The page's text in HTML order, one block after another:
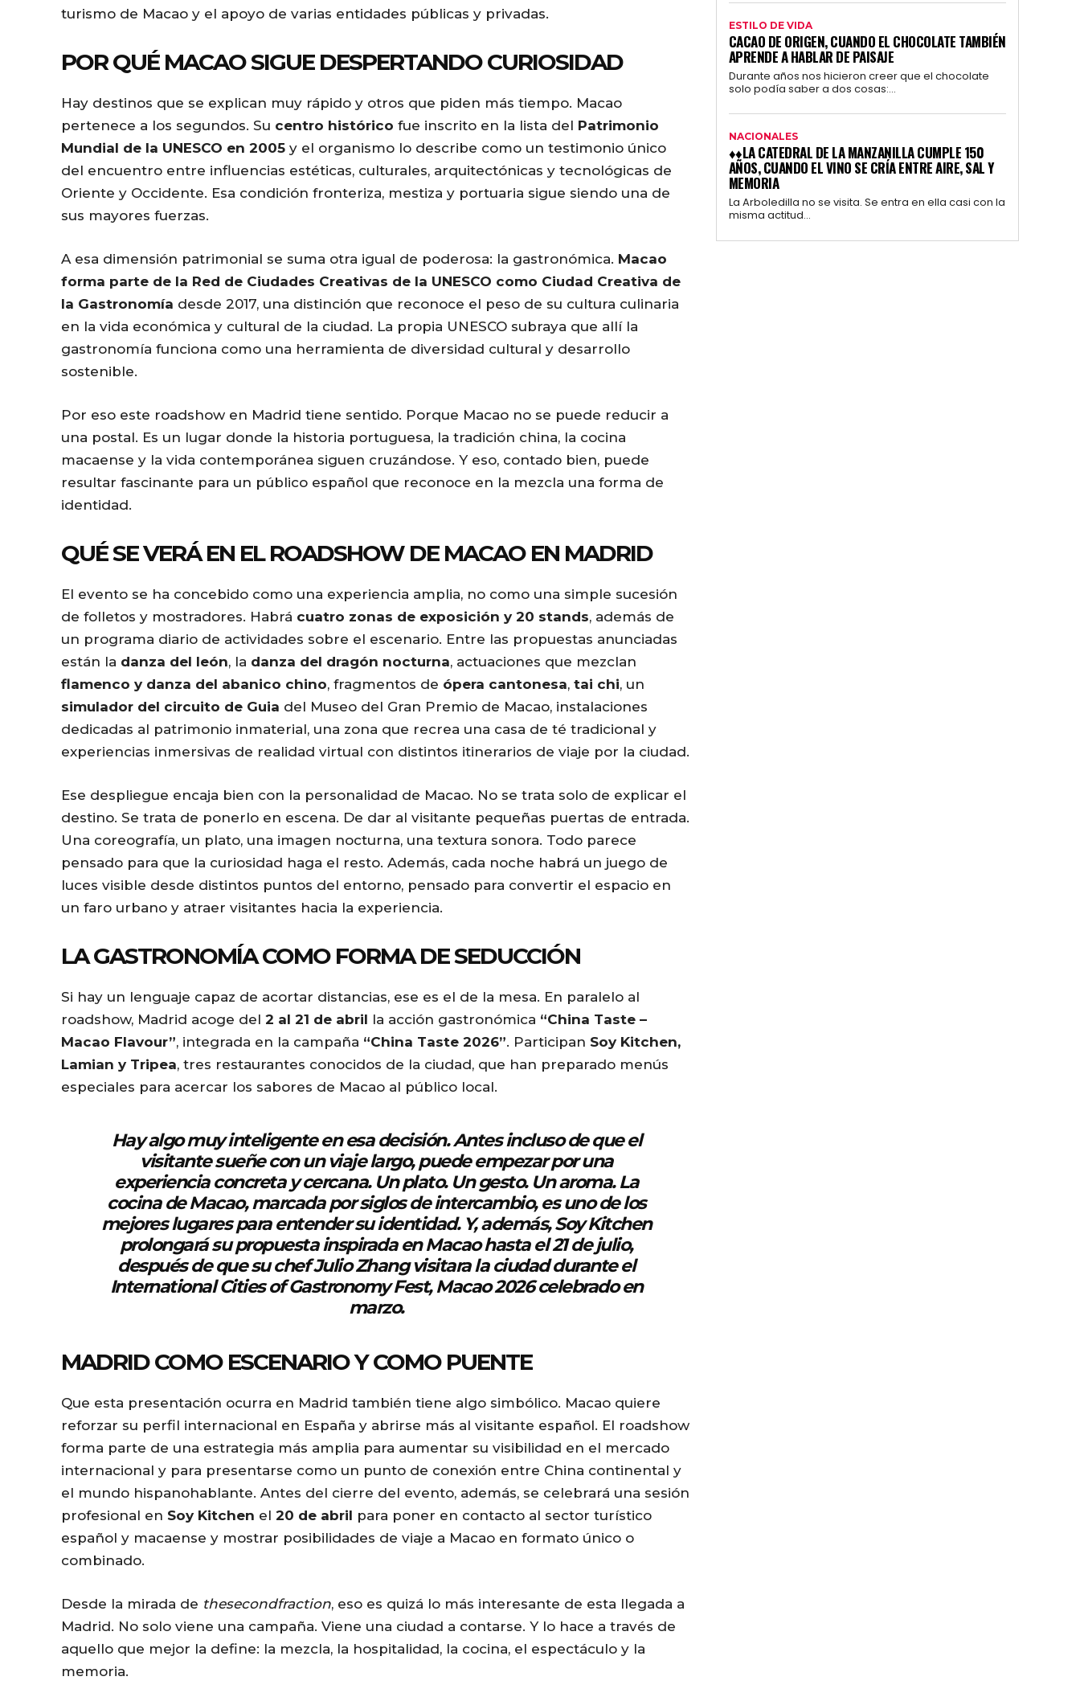
a
s
e
r
e
e
o
l
u
e
.
turismo de Macao y el apoyo de varias entidades públicas y privadas.
POR QUÉ MACAO SIGUE DESPERTANDO CURIOSIDAD
Hay destinos que se explican muy rápido y otros que piden más tiempo. Macao
pertenece a los segundos. Su centro histórico fue inscrito en la lista del Patrimonio
Mundial de la UNESCO en 2005 y el organismo lo describe como un testimonio único
del encuentro entre influencias estéticas, culturales, arquitectónicas y tecnológicas de
Oriente y Occidente. Esa condición fronteriza, mestiza y portuaria sigue siendo una de
sus mayores fuerzas.
A esa dimensión patrimonial se suma otra igual de poderosa: la gastronómica. Macao
forma parte de la Red de Ciudades Creativas de la UNESCO como Ciudad Creativa de
la Gastronomía desde 2017, una distinción que reconoce el peso de su cultura culinaria
en la vida económica y cultural de la ciudad. La propia UNESCO subraya que allí la
gastronomía funciona como una herramienta de diversidad cultural y desarrollo
sostenible.
Por eso este roadshow en Madrid tiene sentido. Porque Macao no se puede reducir a
una postal. Es un lugar donde la historia portuguesa, la tradición china, la cocina
macaense y la vida contemporánea siguen cruzándose. Y eso, contado bien, puede
resultar fascinante para un público español que reconoce en la mezcla una forma de
identidad.
QUÉ SE VERÁ EN EL ROADSHOW DE MACAO EN MADRID
El evento se ha concebido como una experiencia amplia, no como una simple sucesión
de folletos y mostradores. Habrá cuatro zonas de exposición y 20 stands, además de
un programa diario de actividades sobre el escenario. Entre las propuestas anunciadas
están la danza del león, la danza del dragón nocturna, actuaciones que mezclan
flamenco y danza del abanico chino, fragmentos de ópera cantonesa, tai chi, un
simulador del circuito de Guia del Museo del Gran Premio de Macao, instalaciones
dedicadas al patrimonio inmaterial, una zona que recrea una casa de té tradicional y
experiencias inmersivas de realidad virtual con distintos itinerarios de viaje por la ciudad.
Ese despliegue encaja bien con la personalidad de Macao. No se trata solo de explicar el
destino. Se trata de ponerlo en escena. De dar al visitante pequeñas puertas de entrada.
Una coreografía, un plato, una imagen nocturna, una textura sonora. Todo parece
pensado para que la curiosidad haga el resto. Además, cada noche habrá un juego de
luces visible desde distintos puntos del entorno, pensado para convertir el espacio en
un faro urbano y atraer visitantes hacia la experiencia.
LA GASTRONOMÍA COMO FORMA DE SEDUCCIÓN
Si hay un lenguaje capaz de acortar distancias, ese es el de la mesa. En paralelo al
roadshow, Madrid acoge del 2 al 21 de abril la acción gastronómica “China Taste –
Macao Flavour”, integrada en la campaña “China Taste 2026”. Participan Soy Kitchen,
Lamian y Tripea, tres restaurantes conocidos de la ciudad, que han preparado menús
especiales para acercar los sabores de Macao al público local.
Hay algo muy inteligente en esa decisión. Antes incluso de que el
visitante sueñe con un viaje largo, puede empezar por una
experiencia concreta y cercana. Un plato. Un gesto. Un aroma. La
cocina de Macao, marcada por siglos de intercambio, es uno de los
mejores lugares para entender su identidad. Y, además,Soy Kitchen
prolongará su propuesta inspirada en Macao hasta el21 de julio,
después de que su chefJulio Zhangvisitara la ciudad durante el
International Cities of Gastronomy Fest, Macao 2026celebrado en
marzo.
MADRID COMO ESCENARIO Y COMO PUENTE
Que esta presentación ocurra en Madrid también tiene algo simbólico. Macao quiere
reforzar su perfil internacional en España y abrirse más al visitante español. El roadshow
forma parte de una estrategia más amplia para aumentar su visibilidad en el mercado
internacional y para presentarse como un punto de conexión entre China continental y
el mundo hispanohablante. Antes del cierre del evento, además, se celebrará una sesión
profesional en Soy Kitchen el 20 de abril para poner en contacto al sector turístico
español y macaense y mostrar posibilidades de viaje a Macao en formato único o
combinado.
Desde la mirada de thesecondfraction, eso es quizá lo más interesante de esta llegada a
Madrid. No solo viene una campaña. Viene una ciudad a contarse. Y lo hace a través de
aquello que mejor la define: la mezcla, la hospitalidad, la cocina, el espectáculo y la
memoria.
ESTILO DE VIDA
CACAO DE ORIGEN, CUANDO EL CHOCOLATE TAMBIÉN
APRENDE A HABLAR DE PAISAJE
Durante años nos hicieron creer que el chocolate
solo podía saber a dos cosas:...
NACIONALES
♦♦LA CATEDRAL DE LA MANZANILLA CUMPLE 150
AÑOS, CUANDO EL VINO SE CRÍA ENTRE AIRE, SAL Y
MEMORIA
La Arboledilla no se visita. Se entra en ella casi con la
misma actitud...